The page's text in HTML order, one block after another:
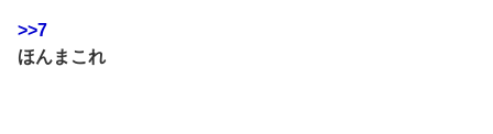
>>7
ほんまこれ